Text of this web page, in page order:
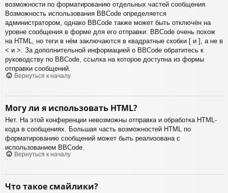
возможности по форматированию отдельных частей сообщения.
Возможность использования BBCode определяется
администратором, однако BBCode также может быть отключён на
уровне сообщения в форме для его отправки. BBCode очень похож
на HTML, но теги в нём заключаются в квадратные скобки [ и ], а не в
< и >. За дополнительной информацией о BBCode обратитесь к
руководству по BBCode, ссылка на которое доступна из формы
отправки сообщений.
Вернуться к началу
Могу ли я использовать HTML?
Нет. На этой конференции невозможны отправка и обработка HTML-
кода в сообщениях. Большая часть возможностей HTML по
форматированию сообщений может быть реализована с
использованием BBCode.
Вернуться к началу
Что такое смайлики?